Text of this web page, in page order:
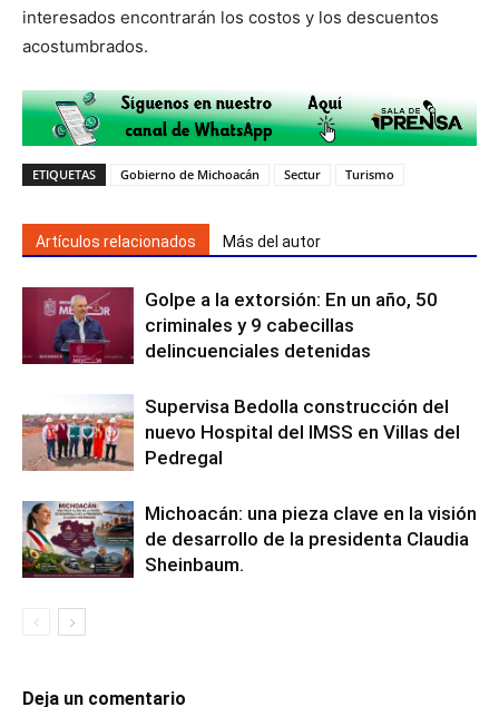
interesados encontrarán los costos y los descuentos
acostumbrados.
ETIQUETAS Gobierno de Michoacán Sectur Turismo
Artículos relacionados Más del autor
Golpe a la extorsión: En un año, 50
criminales y 9 cabecillas
delincuenciales detenidas
Supervisa Bedolla construcción del
nuevo Hospital del IMSS en Villas del
Pedregal
Michoacán: una pieza clave en la visión
de desarrollo de la presidenta Claudia
Sheinbaum.
Deja un comentario